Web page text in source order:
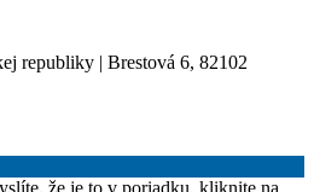
republiky | Brestová 6, 82102
že je to v poriadku, kliknite na